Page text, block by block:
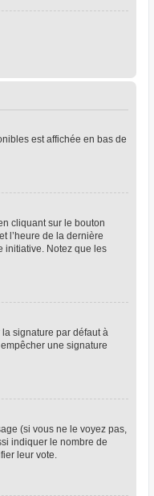
est affichée en bas de
cliquant sur le bouton
l’heure de la dernière
initiative. Notez que les
signature par défaut à
une signature
(si vous ne le voyez pas,
indiquer le nombre de
leur vote.